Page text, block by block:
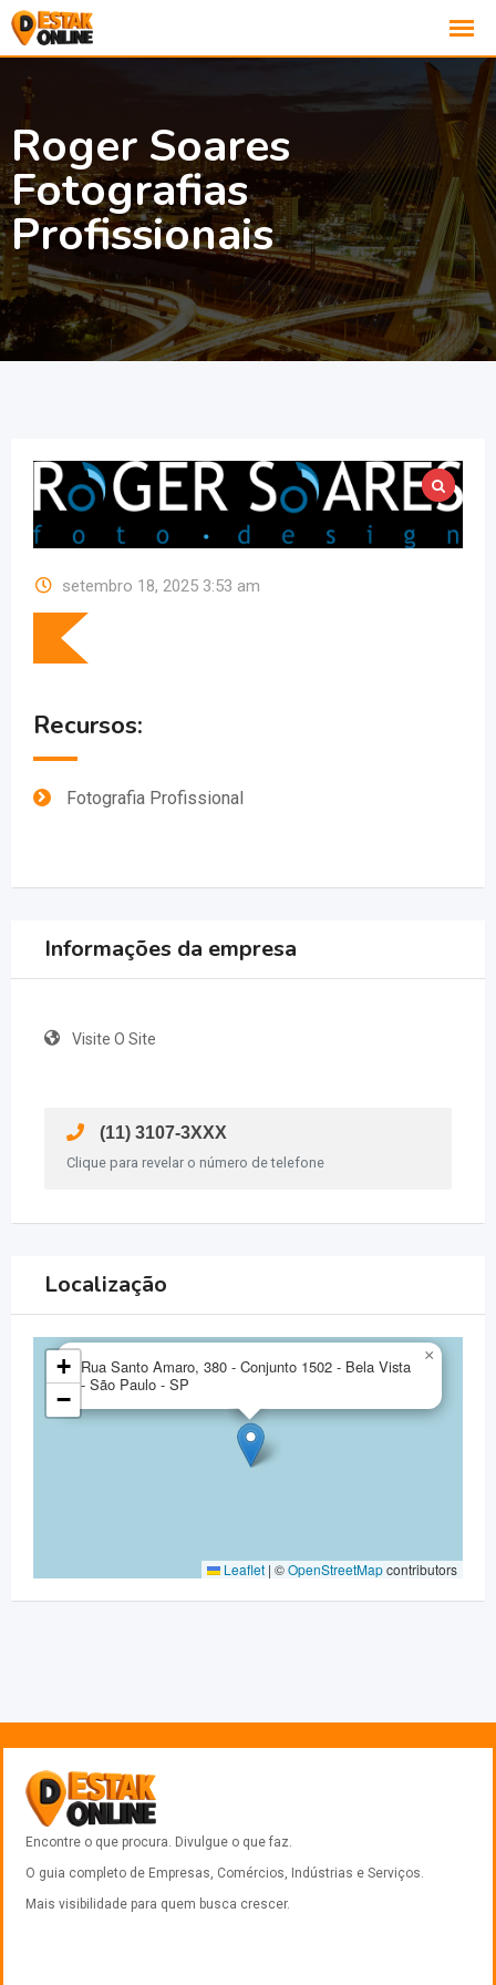
Roger Soares
Fotografias
Profissionais
setembro 18, 2025 3:53 am
Recursos:
Fotografia Profissional
Informações da empresa
Visite O Site
(11) 3107-3XXX
Clique para revelar o número de telefone
Localização
Rua Santo Amaro, 380 - Conjunto 1502 - Bela Vista
- São Paulo - SP
×
+
−
Leaflet | ©OpenStreetMapcontributors
Encontre o que procura. Divulgue o que faz.
O guia completo de Empresas, Comércios, Indústrias e Serviços.
Mais visibilidade para quem busca crescer.